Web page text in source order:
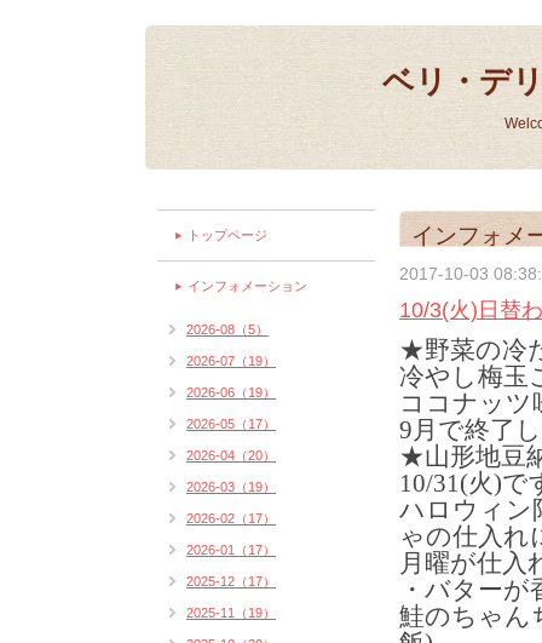
ベリ・デ
インフォメ
2017-10-03
10/3(火)日替
★野菜の冷
冷やし梅玉
ココナッツ
9月で終了
★山形地豆
10/31(火)で
ハロウィン
ゃの仕入れ
月曜が仕入
・バターが
鮭のちゃん
トップページ
インフォメーション
2026-08（5）
2026-07（19）
2026-06（19）
2026-05（17）
2026-04（20）
2026-03（19）
2026-02（17）
2026-01（17）
2025-12（17）
2025-11（19）